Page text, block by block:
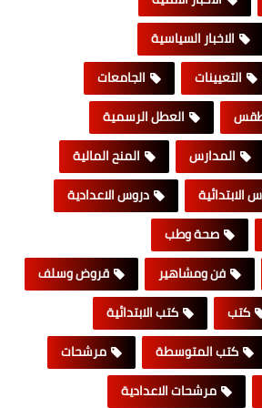
الاخبار السياسية
التعيينات
الجامعات
العطل الرسمية
المدارس
المنح المالية
الابتدائية
دروس الاعدادية
صحة وطب
فن ومشاهير
قروض وسلف
كتب
كتب الابتدائية
كتب المتوسطة
مرشحات
مرشحات الاعدادية